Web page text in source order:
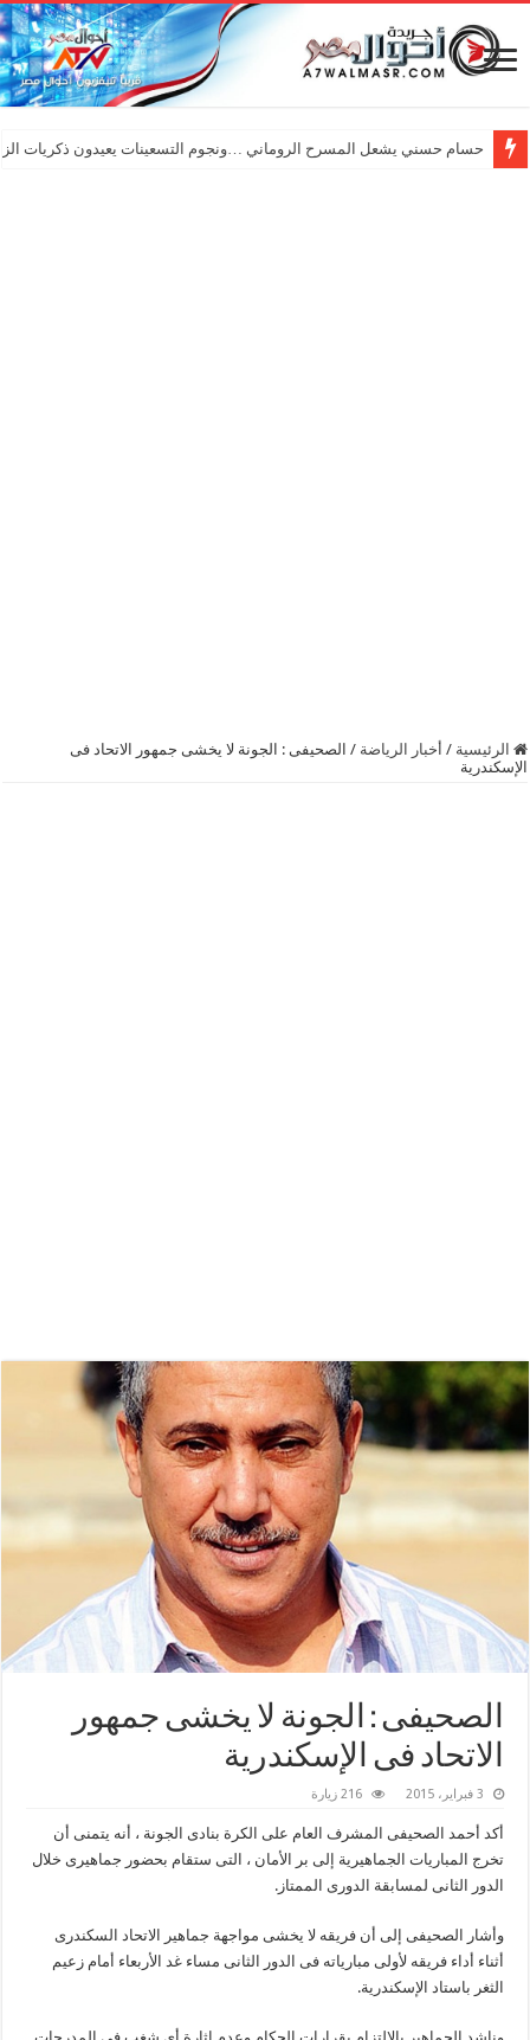
حسام حسني يشعل المسرح الروماني …ونجوم التسعينات يعيدون ذكريات
الرئيسية / أخبار الرياضة / الصحيفى : الجونة لا يخشى جمهور الاتحاد فى
الإسكندرية
الصحيفى : الجونة لا يخشى جمهور
الاتحاد فى الإسكندرية
3 فبراير، 2015 216 زيارة
أكد أحمد الصحيفى المشرف العام على الكرة بنادى الجونة ، أنه يتمنى أن
تخرج المباريات الجماهيرية إلى بر الأمان ، التى ستقام بحضور جماهيرى خلال
الدور الثانى لمسابقة الدورى الممتاز.
وأشار الصحيفى إلى أن فريقه لا يخشى مواجهة جماهير الاتحاد السكندرى
أثناء أداء فريقه لأولى مبارياته فى الدور الثانى مساء غد الأربعاء أمام زعيم
الثغر باستاد الإسكندرية.